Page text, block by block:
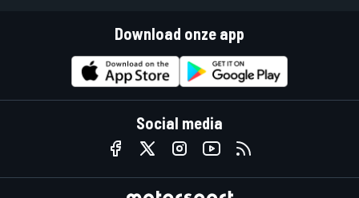
Download onze app
Social media